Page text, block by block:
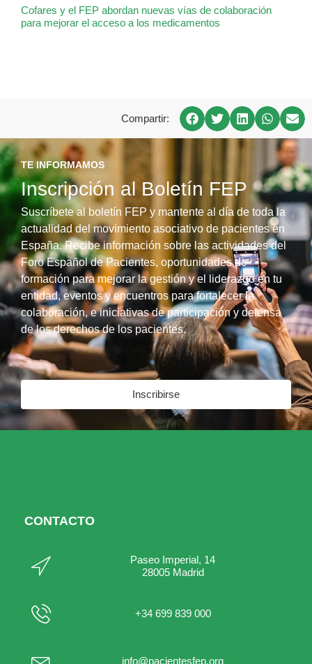
Cofares y el FEP abordan nuevas vías de colaboración
para mejorar el acceso a los medicamentos
Compartir:
TE INFORMAMOS
Inscripción al Boletín FEP
Suscríbete al boletín FEP y mantente al día de toda la
actualidad del movimiento asociativo de pacientes en
España. Recibe información sobre las actividades del
Foro Español de Pacientes, oportunidades de
formación para mejorar la gestión y el liderazgo en tu
entidad, eventos y encuentros para fortalecer la
colaboración, e iniciativas de participación y defensa
de los derechos de los pacientes.
Inscribirse
CONTACTO
Paseo Imperial, 14
28005 Madrid
+34 699 839 000
info@pacientesfep.org